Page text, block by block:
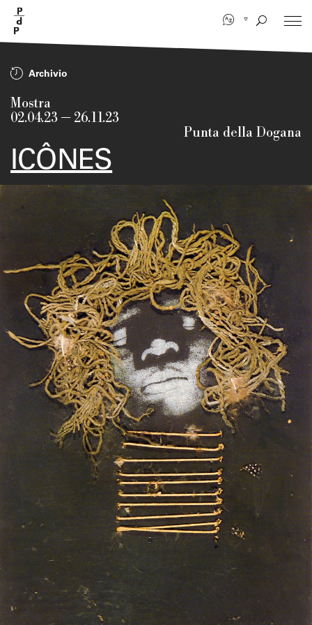
contenuto
principale
Archivio
Mostra
02.04.23 — 26.11.23
Punta della Dogana
ICÔNES